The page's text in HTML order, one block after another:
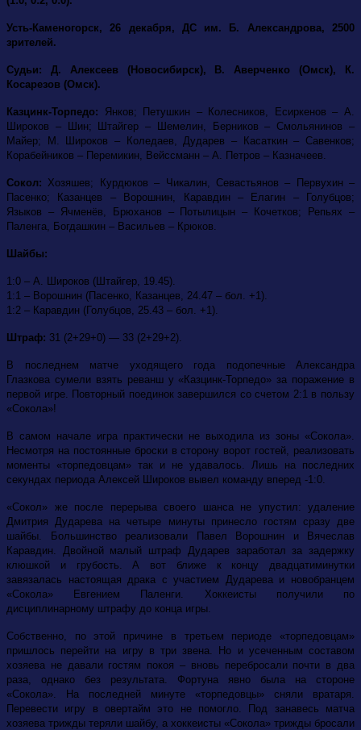
Усть-Каменогорск, 26 декабря, ДС им. Б. Александрова, 2500
зрителей.
Судьи: Д. Алексеев (Новосибирск), В. Аверченко (Омск), К.
Косарезов (Омск).
Казцинк-Торпедо: Янков; Петушкин – Колесников, Есиркенов – А.
Широков – Шин; Штайгер – Шемелин, Берников – Смольянинов –
Майер; М. Широков – Коледаев, Дударев – Касаткин – Савенков;
Корабейников – Перемикин, Вейссманн – А. Петров – Казначеев.
Сокол: Хозяшев; Курдюков – Чикалин, Севастьянов – Первухин –
Пасенко; Казанцев – Ворошнин, Каравдин – Елагин – Голубцов;
Языков – Ячменёв, Брюханов – Потылицын – Кочетков; Репьях –
Паленга, Богдашкин – Васильев – Крюков.
Шайбы:
1:0 – А. Широков (Штайгер, 19.45).
1:1 – Ворошнин (Пасенко, Казанцев, 24.47 – бол. +1).
1:2 – Каравдин (Голубцов, 25.43 – бол. +1).
Штраф: 31 (2+29+0) — 33 (2+29+2).
В последнем матче уходящего года подопечные Александра
Глазкова сумели взять реванш у «Казцинк-Торпедо» за поражение в
первой игре. Повторный поединок завершился со счетом 2:1 в пользу
«Сокола»!
В самом начале игра практически не выходила из зоны «Сокола».
Несмотря на постоянные броски в сторону ворот гостей, реализовать
моменты «торпедовцам» так и не удавалось. Лишь на последних
секундах периода Алексей Широков вывел команду вперед -1:0.
«Сокол» же после перерыва своего шанса не упустил: удаление
Дмитрия Дударева на четыре минуты принесло гостям сразу две
шайбы. Большинство реализовали Павел Ворошнин и Вячеслав
Каравдин. Двойной малый штраф Дударев заработал за задержку
клюшкой и грубость. А вот ближе к концу двадцатиминутки
завязалась настоящая драка с участием Дударева и новобранцем
«Сокола» Евгением Паленги. Хоккеисты получили по
дисциплинарному штрафу до конца игры.
Собственно, по этой причине в третьем периоде «торпедовцам»
пришлось перейти на игру в три звена. Но и усеченным составом
хозяева не давали гостям покоя – вновь перебросали почти в два
раза, однако без результата. Фортуна явно была на стороне
«Сокола». На последней минуте «торпедовцы» сняли вратаря.
Перевести игру в овертайм это не помогло. Под занавесь матча
хозяева трижды теряли шайбу, а хоккеисты «Сокола» трижды бросали